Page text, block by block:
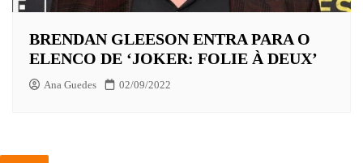
BRENDAN GLEESON ENTRA PARA O
ELENCO DE ‘JOKER: FOLIE À DEUX’
Ana Guedes 02/09/2022